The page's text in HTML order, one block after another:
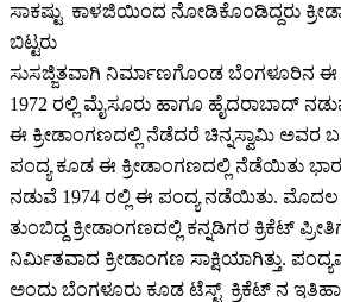
ಸಾಕಷ್ಟು ಕಾಳಜಿಯಿಂದ ನೋಡಿಕೊಂಡಿದ್ದರು
ಬಿಟ್ಟರು
ಸುಸಜ್ಜಿತವಾಗಿ ನಿರ್ಮಾಣಗೊಂಡ ಬೆಂಗಳೂರಿನ ಈ
1972 ರಲ್ಲಿ ಮೈಸೂರು ಹಾಗೂ ಹೈದರಾಬಾದ್
ಈ ಕ್ರೀಡಾಂಗಣದಲ್ಲಿ ನೆಡೆದರೆ ಚಿನ್ನಸ್ವಾಮಿ ಅವರ
ಪಂದ್ಯ ಕೂಡ ಈ ಕ್ರೀಡಾಂಗಣದಲ್ಲಿ ನೆಡೆಯಿತು
ನಡುವೆ 1974 ರಲ್ಲಿ ಈ ಪಂದ್ಯ ನಡೆಯಿತು. ಮೊದಲ
ತುಂಬಿದ್ದ ಕ್ರೀಡಾಂಗಣದಲ್ಲಿ ಕನ್ನಡಿಗರ ಕ್ರಿಕೆಟ್
ನಿರ್ಮಿತವಾದ ಕ್ರೀಡಾಂಗಣ ಸಾಕ್ಷಿಯಾಗಿತ್ತು.
ಅಂದು ಬೆಂಗಳೂರು ಕೂಡ ಟೆಸ್ಟ್ ಕ್ರಿಕೆಟ್ ನ